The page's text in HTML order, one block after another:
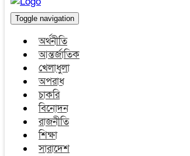
Toggle navigation
অর্থনীতি
আন্তর্জাতিক
খেলাধুলা
অপরাধ
চাকরি
বিনোদন
রাজনীতি
শিক্ষা
সারাদেশ